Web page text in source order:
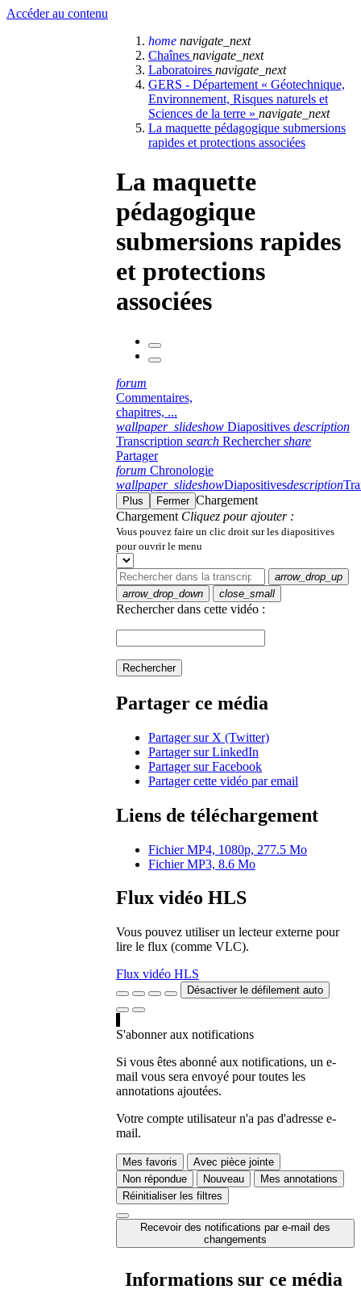
Accéder au contenu
home navigate_next
Chaînes navigate_next
Laboratoires navigate_next
GERS - Département « Géotechnique,
Environnement, Risques naturels et
Sciences de la terre » navigate_next
La maquette pédagogique submersions
rapides et protections associées
La maquette
pédagogique
submersions rapides
et protections
associées
forum
Commentaires,
chapitres, ...
wallpaper_slideshow Diapositives description
Transcription search Rechercher share
Partager
forum Chronologie
wallpaper_slideshowDiapositivesdescription
Plus Fermer Chargement
Chargement Cliquez pour ajouter :
Vous pouvez faire un clic droit sur les diapositives
pour ouvrir le menu
arrow_drop_up
arrow_drop_down
close_small
Rechercher dans cette vidéo :
Rechercher
Partager ce média
Partager sur X (Twitter)
Partager sur LinkedIn
Partager sur Facebook
Partager cette vidéo par email
Liens de téléchargement
Fichier MP4, 1080p, 277.5 Mo
Fichier MP3, 8.6 Mo
Flux vidéo HLS
Vous pouvez utiliser un lecteur externe pour
lire le flux (comme VLC).
Flux vidéo HLS
Désactiver le défilement auto
S'abonner aux notifications
Si vous êtes abonné aux notifications, un e-
mail vous sera envoyé pour toutes les
annotations ajoutées.
Votre compte utilisateur n'a pas d'adresse e-
mail.
Mes favoris
Avec pièce jointe
Non répondue
Nouveau
Mes annotations
Réinitialiser les filtres
Recevoir des notifications par e-mail des
changements
Informations sur ce média